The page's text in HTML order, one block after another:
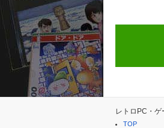
レトロPC・ゲ
TOP